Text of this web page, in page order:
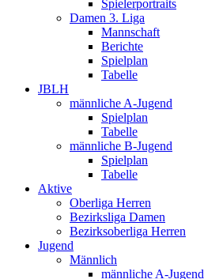
Spielerportraits
Damen 3. Liga
Mannschaft
Berichte
Spielplan
Tabelle
JBLH
männliche A-Jugend
Spielplan
Tabelle
männliche B-Jugend
Spielplan
Tabelle
Aktive
Oberliga Herren
Bezirksliga Damen
Bezirksoberliga Herren
Jugend
Männlich
männliche A-Jugend